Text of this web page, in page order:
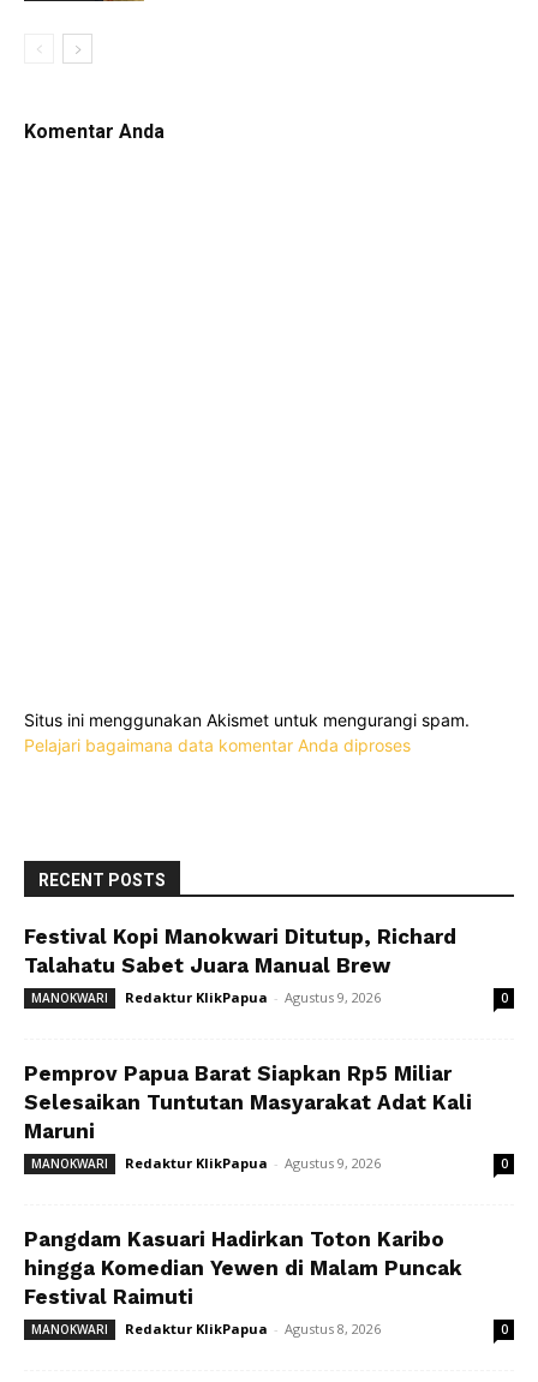
Komentar Anda
Situs ini menggunakan Akismet untuk mengurangi spam.
Pelajari bagaimana data komentar Anda diproses
RECENT POSTS
Festival Kopi Manokwari Ditutup, Richard
Talahatu Sabet Juara Manual Brew
MANOKWARI Redaktur KlikPapua - Agustus 9, 2026 0
Pemprov Papua Barat Siapkan Rp5 Miliar
Selesaikan Tuntutan Masyarakat Adat Kali
Maruni
MANOKWARI Redaktur KlikPapua - Agustus 9, 2026 0
Pangdam Kasuari Hadirkan Toton Karibo
hingga Komedian Yewen di Malam Puncak
Festival Raimuti
MANOKWARI Redaktur KlikPapua - Agustus 8, 2026 0